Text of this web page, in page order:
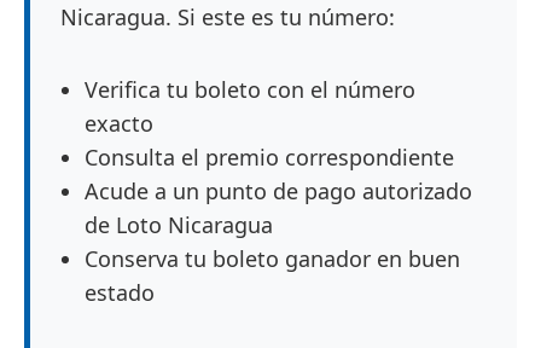
Nicaragua. Si este es tu número:
Verifica tu boleto con el número
exacto
Consulta el premio correspondiente
Acude a un punto de pago autorizado
de Loto Nicaragua
Conserva tu boleto ganador en buen
estado